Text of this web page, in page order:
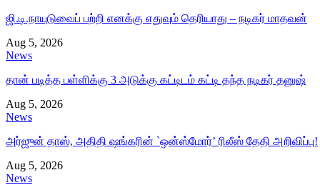
ஜி.டி.நாயுடுவைப் பற்றி எனக்கு எதுவும் தெரியாது – நடிகர் மாதவன்
Aug 5, 2026
News
தான் படித்த பள்ளிக்கு 3 அடுக்கு கட்டிடம் கட்டி தந்த நடிகர் தனுஷ்
Aug 5, 2026
News
அர்ஜுன் தாஸ், அதிதி ஷங்கரின் `ஒன்ஸ்மோர்’ ரிலீஸ் தேதி அறிவிப்பு!
Aug 5, 2026
News